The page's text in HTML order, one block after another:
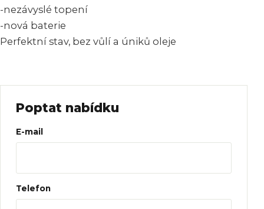
-nezávyslé topení
-nová baterie
Perfektní stav, bez vůlí a úniků oleje
Poptat nabídku
Web
E-mail
Telefon